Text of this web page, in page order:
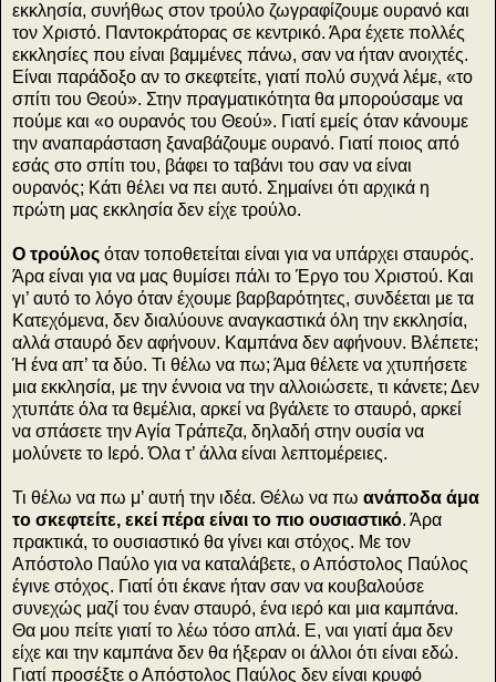
εκκλησία, συνήθως στον τρούλο ζωγραφίζουμε ουρανό και
τον Χριστό. Παντοκράτορας σε κεντρικό. Άρα έχετε πολλές
εκκλησίες που είναι βαμμένες πάνω, σαν να ήταν ανοιχτές.
Είναι παράδοξο αν το σκεφτείτε, γιατί πολύ συχνά λέμε, «το
σπίτι του Θεού». Στην πραγματικότητα θα μπορούσαμε να
πούμε και «ο ουρανός του Θεού». Γιατί εμείς όταν κάνουμε
την αναπαράσταση ξαναβάζουμε ουρανό. Γιατί ποιος από
εσάς στο σπίτι του, βάφει το ταβάνι του σαν να είναι
ουρανός; Κάτι θέλει να πει αυτό. Σημαίνει ότι αρχικά η
πρώτη μας εκκλησία δεν είχε τρούλο.
Ο τρούλος όταν τοποθετείται είναι για να υπάρχει σταυρός.
Άρα είναι για να μας θυμίσει πάλι το Έργο του Χριστού. Και
γι’ αυτό το λόγο όταν έχουμε βαρβαρότητες, συνδέεται με τα
Κατεχόμενα, δεν διαλύουνε αναγκαστικά όλη την εκκλησία,
αλλά σταυρό δεν αφήνουν. Καμπάνα δεν αφήνουν. Βλέπετε;
Ή ένα απ’ τα δύο. Τι θέλω να πω; Άμα θέλετε να χτυπήσετε
μια εκκλησία, με την έννοια να την αλλοιώσετε, τι κάνετε; Δεν
χτυπάτε όλα τα θεμέλια, αρκεί να βγάλετε το σταυρό, αρκεί
να σπάσετε την Αγία Τράπεζα, δηλαδή στην ουσία να
μολύνετε το Ιερό. Όλα τ’ άλλα είναι λεπτομέρειες.
Τι θέλω να πω μ’ αυτή την ιδέα. Θέλω να πω ανάποδα άμα
το σκεφτείτε, εκεί πέρα είναι το πιο ουσιαστικό. Άρα
πρακτικά, το ουσιαστικό θα γίνει και στόχος. Με τον
Απόστολο Παύλο για να καταλάβετε, ο Απόστολος Παύλος
έγινε στόχος. Γιατί ότι έκανε ήταν σαν να κουβαλούσε
συνεχώς μαζί του έναν σταυρό, ένα ιερό και μια καμπάνα.
Θα μου πείτε γιατί το λέω τόσο απλά. Ε, ναι γιατί άμα δεν
είχε και την καμπάνα δεν θα ήξεραν οι άλλοι ότι είναι εδώ.
Γιατί προσέξτε ο Απόστολος Παύλος δεν είναι κρυφό